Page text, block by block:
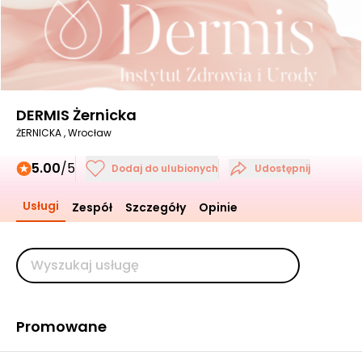
DERMIS Żernicka
ŻERNICKA , Wrocław
5.00/5 Dodaj do ulubionych Udostępnij
Usługi Zespół Szczegóły Opinie
Promowane